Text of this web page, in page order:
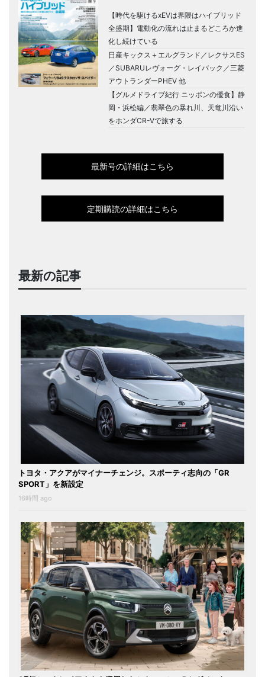
【時代を駆けるxEVは界隈はハイブリッド
全盛期】電動化の流れは止まるどころか進
化し続けている
日産キックス＋エルグランド／レクサスES
／SUBARUレヴォーグ・レイバック／三菱
アウトランダーPHEV 他
【グルメドライブ紀行 ニッポンの優食】静
岡・浜松編／翡翠色の暴れ川、天竜川沿い
をホンダCR-Vで旅する
最新号の詳細はこちら
定期購読の詳細はこちら
最新の記事
トヨタ・アクアがマイナーチェンジ。スポーティ志向の「GR
SPORT」を新設定
16時間 ago